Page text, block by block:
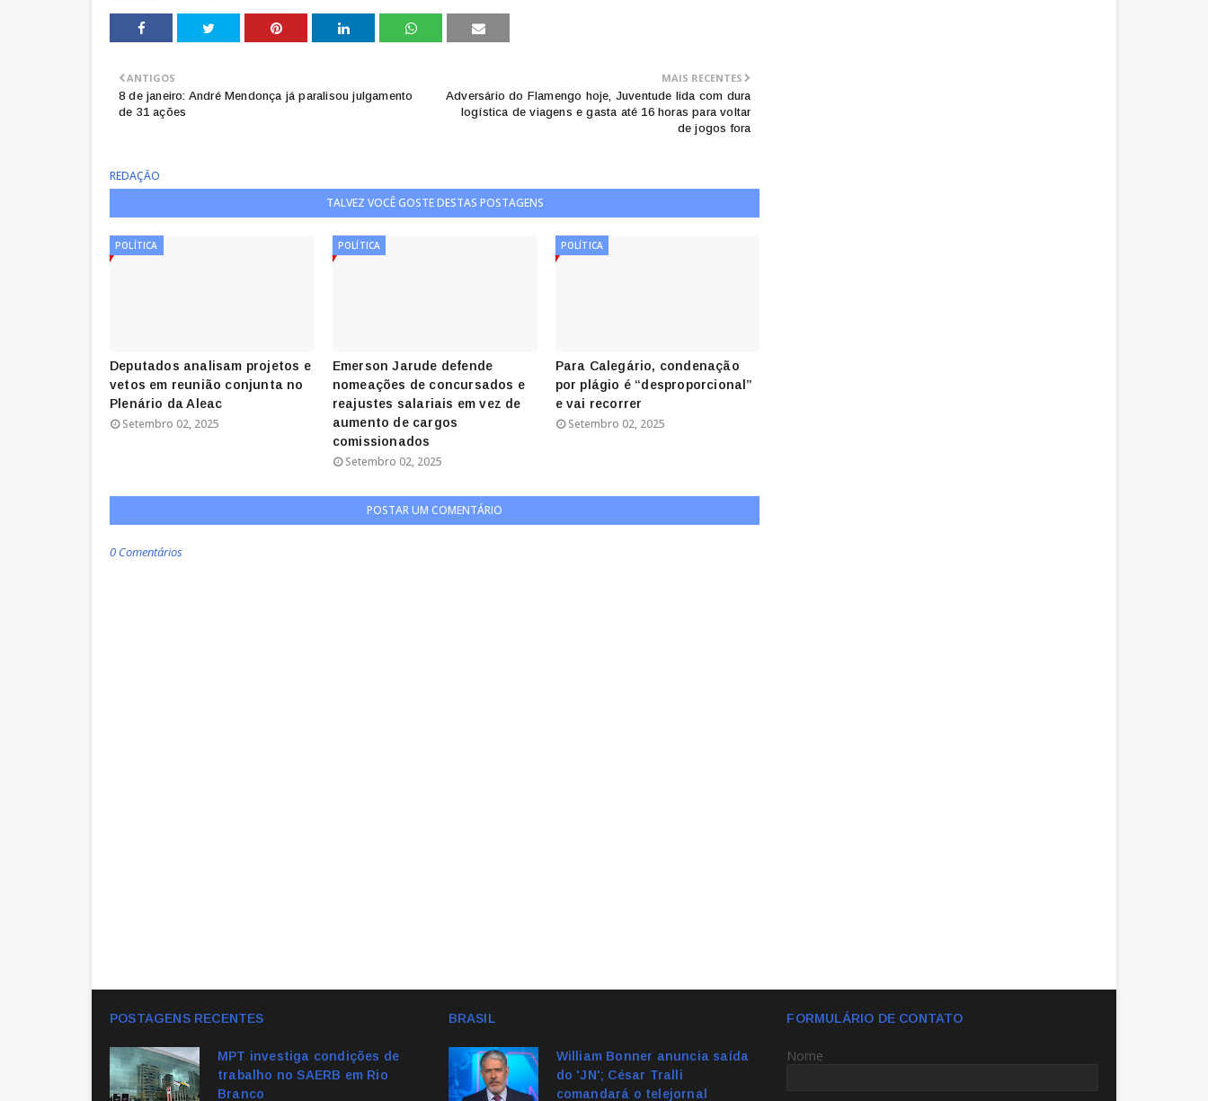
MAIS RECENTES
Adversário do Flamengo hoje, Juventude lida com dura
logística de viagens e gasta até 16 horas para voltar
de jogos fora
ANTIGOS
8 de janeiro: André Mendonça já paralisou julgamento
de 31 ações
REDAÇÃO
TALVEZ VOCÊ GOSTE DESTAS POSTAGENS
POLÍTICA
Deputados analisam projetos e
vetos em reunião conjunta no
Plenário da Aleac
Setembro 02, 2025
POLÍTICA
Emerson Jarude defende
nomeações de concursados e
reajustes salariais em vez de
aumento de cargos
comissionados
Setembro 02, 2025
POLÍTICA
Para Calegário, condenação
por plágio é “desproporcional”
e vai recorrer
Setembro 02, 2025
POSTAR UM COMENTÁRIO
0 Comentários
POSTAGENS RECENTES
MPT investiga condições de
trabalho no SAERB em Rio
Branco
BRASIL
William Bonner anuncia saída
do 'JN'; César Tralli
comandará o telejornal
FORMULÁRIO DE CONTATO
Nome